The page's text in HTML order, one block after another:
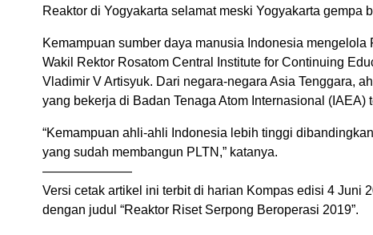
Reaktor di Yogyakarta selamat meski Yogyakarta gempa
Kemampuan sumber daya manusia Indonesia mengelola
Wakil Rektor Rosatom Central Institute for Continuing
Vladimir V Artisyuk. Dari negara-negara Asia Tenggara,
yang bekerja di Badan Tenaga Atom Internasional (IAEA)
“Kemampuan ahli-ahli Indonesia lebih tinggi
yang sudah membangun PLTN,” katanya.
———————
Versi cetak artikel ini terbit di harian Kompas edisi 4 Juni
dengan judul “Reaktor Riset Serpong Beroperasi 2019”.